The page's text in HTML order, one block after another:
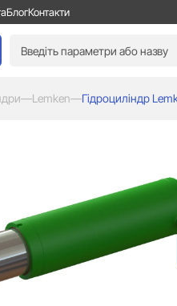
БлогКонтакти
—Lemken—Гідроциліндр